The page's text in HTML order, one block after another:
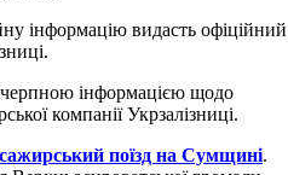
інформацію видасть офіційний
інформацією щодо
компанії Укрзалізниці.
поїзд на Сумщині.